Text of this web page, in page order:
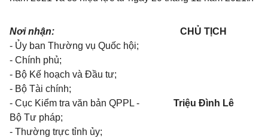
Nơi nhận:
- Ủy ban Thường vụ Quốc hội;
- Chính phủ;
- Bộ Kế hoạch và Đầu tư;
- Bộ Tài chính;
- Cục Kiểm tra văn bản QPPL -
Bộ Tư pháp;
- Thường trực tỉnh ủy;
CHỦ TỊCH
Triệu Đình Lê